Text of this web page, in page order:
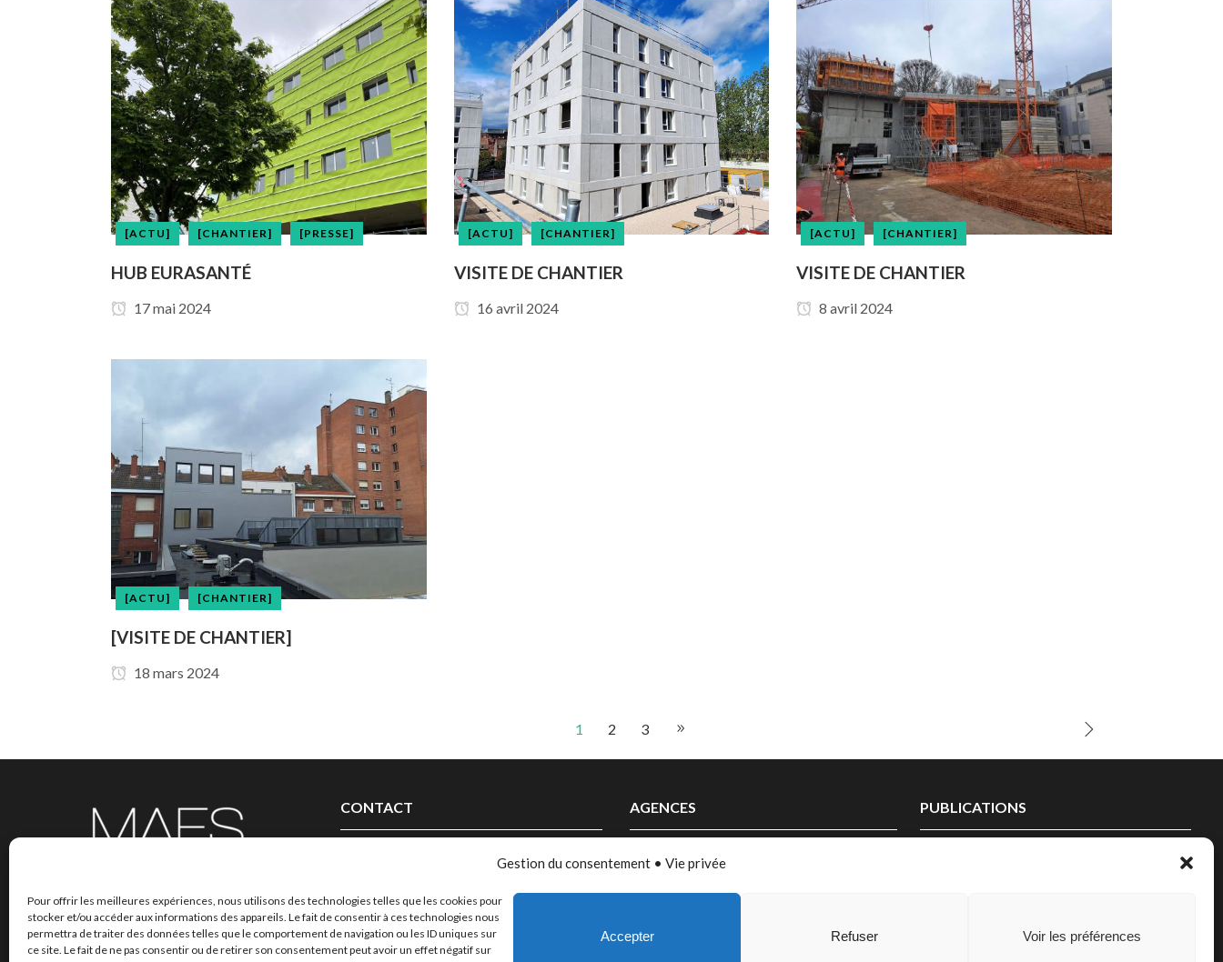
Gestion du consentement • Vie privée
Pour offrir les meilleures expériences, nous utilisons des technologies telles que les cookies pour
stocker et/ou accéder aux informations des appareils. Le fait de consentir à ces technologies nous
permettra de traiter des données telles que le comportement de navigation ou les ID uniques sur
ce site. Le fait de ne pas consentir ou de retirer son consentement peut avoir un effet négatif sur
Accepter Refuser Voir les préférences
[ACTU] [CHANTIER] [PRESSE]
HUB EURASANTÉ
17 mai 2024
[ACTU] [CHANTIER]
VISITE DE CHANTIER
16 avril 2024
[ACTU] [CHANTIER]
VISITE DE CHANTIER
8 avril 2024
[ACTU] [CHANTIER]
[VISITE DE CHANTIER]
18 mars 2024
1 2 3
CONTACT AGENCES
BORDEAUX
PUBLICATIONS